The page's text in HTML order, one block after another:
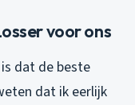
voor ons
dat de beste
dat ik eerlijk